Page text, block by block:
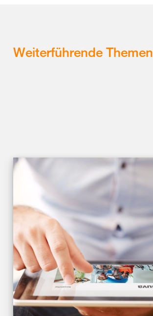
Weiterführende Themen